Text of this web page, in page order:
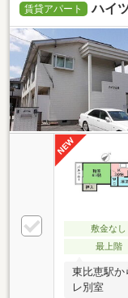
賃貸アパート ハイ
敷金なし
最上階
東比恵駅か
レ別室